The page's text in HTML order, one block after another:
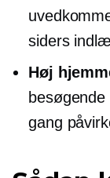
siders
Høj
gang